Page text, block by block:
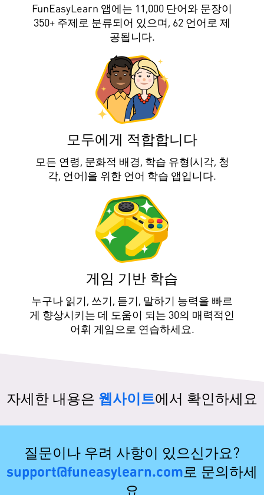
FunEasyLearn 앱에는 11,000 단어와 문장이
350+ 주제로 분류되어 있으며, 62 언어로 제
공됩니다.
모두에게 적합합니다
모든 연령, 문화적 배경, 학습 유형(시각, 청
각, 언어)을 위한 언어 학습 앱입니다.
게임 기반 학습
누구나 읽기, 쓰기, 듣기, 말하기 능력을 빠르
게 향상시키는 데 도움이 되는 30의 매력적인
어휘 게임으로 연습하세요.
자세한 내용은 웹사이트에서 확인하세요
질문이나 우려 사항이 있으신가요?
support@funeasylearn.com로 문의하세
요